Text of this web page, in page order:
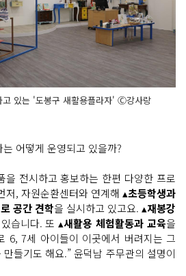
고 있는 '도봉구 새활용플라자' Ⓒ강사랑
어떻게 운영되고 있을까?
을 전시하고 홍보하는 한편 다양한 프로
저, 자원순환센터와 연계해 ▴초등학생과
공간 견학을 실시하고 있고요. ▴재봉강
습니다. 또 ▴새활용 체험활동과 교육을
6, 7세 아이들이 이곳에서 버려지는 그
들기도 해요.” 윤덕남 주무관의 설명이